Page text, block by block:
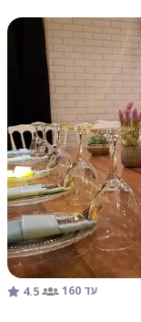
עד 160 4.5